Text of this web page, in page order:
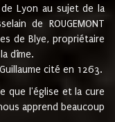
de Lyon au sujet de la
de ROUGEMONT
de Blye, propriétaire
dîme.
cité en 1263.
que l'église et la cure
apprend beaucoup